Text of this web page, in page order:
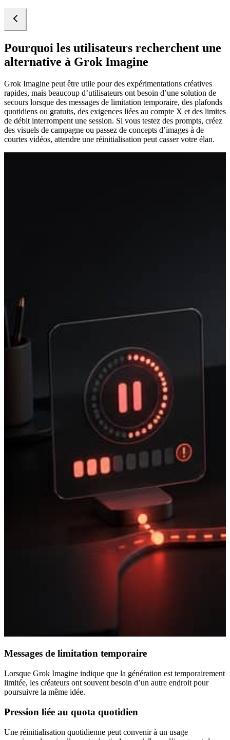
Pourquoi les utilisateurs recherchent une
alternative à Grok Imagine
Grok Imagine peut être utile pour des expérimentations créatives
rapides, mais beaucoup d’utilisateurs ont besoin d’une solution de
secours lorsque des messages de limitation temporaire, des plafonds
quotidiens ou gratuits, des exigences liées au compte X et des limites
de débit interrompent une session. Si vous testez des prompts, créez
des visuels de campagne ou passez de concepts d’images à de
courtes vidéos, attendre une réinitialisation peut casser votre élan.
Messages de limitation temporaire
Lorsque Grok Imagine indique que la génération est temporairement
limitée, les créateurs ont souvent besoin d’un autre endroit pour
poursuivre la même idée.
Pression liée au quota quotidien
Une réinitialisation quotidienne peut convenir à un usage